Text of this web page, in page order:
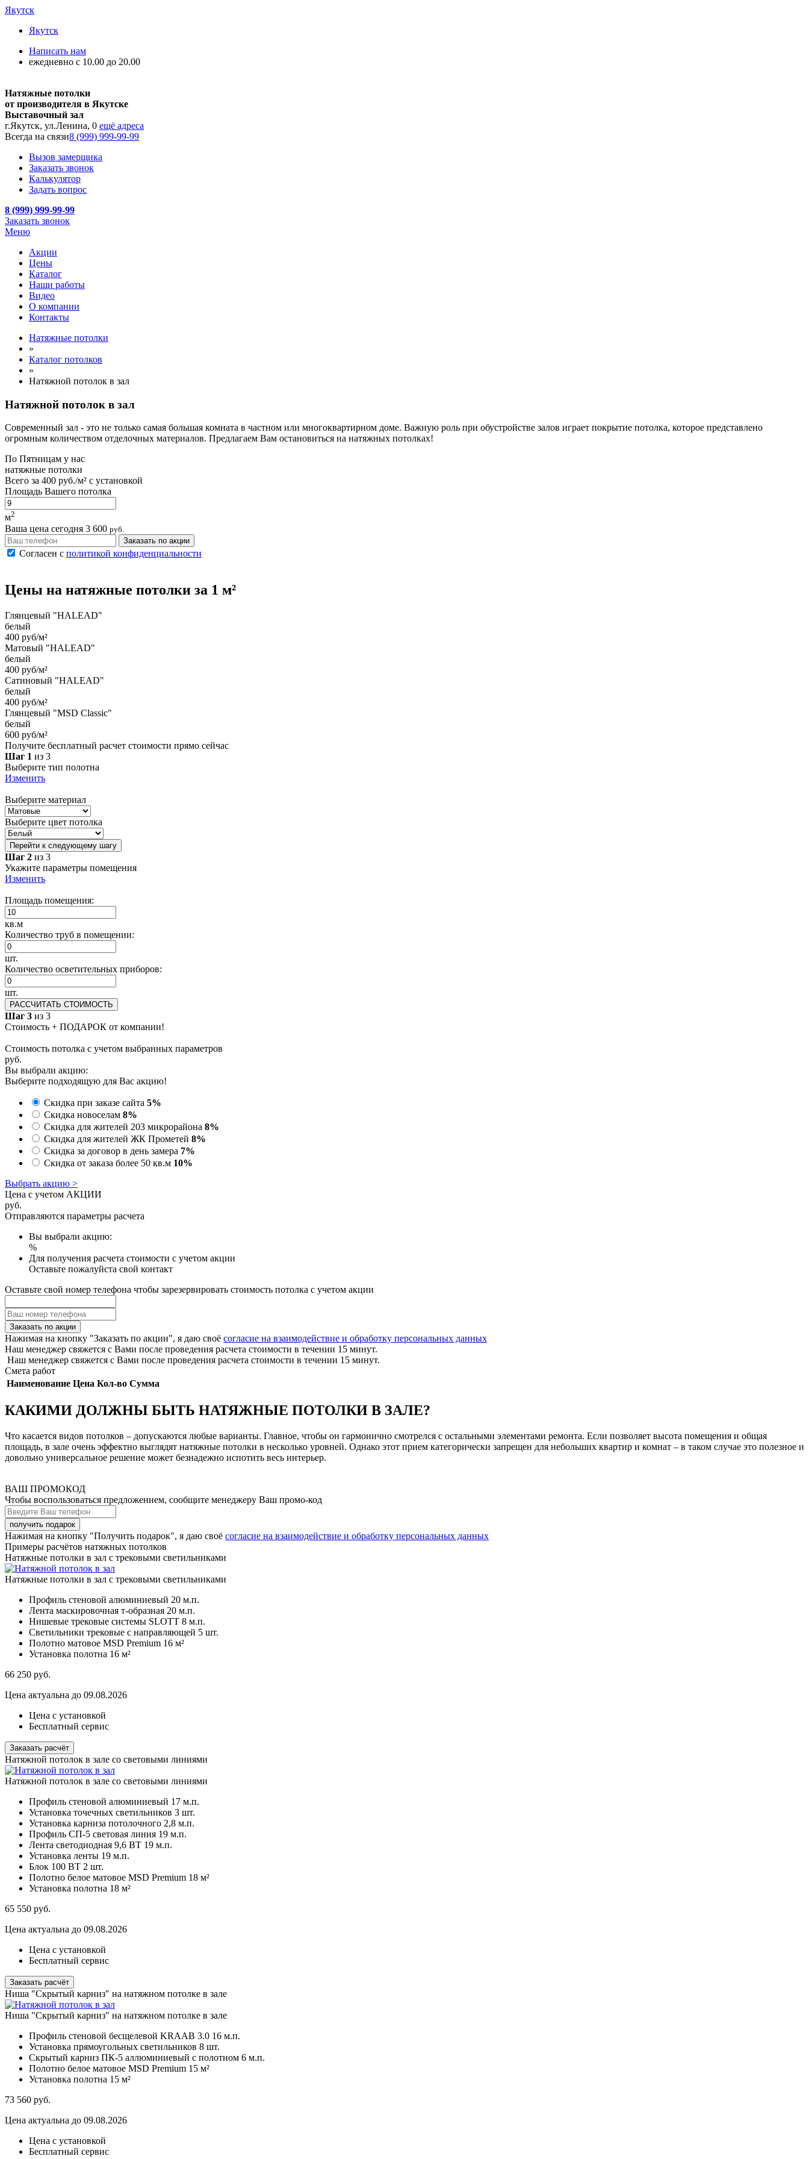
Якутск
Якутск
Написать нам
ежедневно с 10.00 до 20.00
Натяжные потолки
от производителя в Якутске
Выставочный зал
г.Якутск, ул.Ленина, 0 ещё адреса
Всегда на связи8 (999) 999-99-99
Вызов замерщика
Заказать звонок
Калькулятор
Задать вопрос
8 (999) 999-99-99
Заказать звонок
Меню
Акции
Цены
Каталог
Наши работы
Видео
О компании
Контакты
Натяжные потолки
»
Каталог потолков
»
Натяжной потолок в зал
Натяжной потолок в зал
Современный зал - это не только самая большая комната в частном или многоквартирном доме. Важную роль при обустройстве залов играет покрытие потолка, которое представлено
огромным количеством отделочных материалов. Предлагаем Вам остановиться на натяжных потолках!
По Пятницам у нас
натяжные потолки
Всего за 400 руб./м² с установкой
Площадь Вашего потолка
м2
Ваша цена сегодня 3 600 руб.
Заказать по акции
Согласен с политикой конфиденциальности
Цены на натяжные потолки за 1 м²
Глянцевый "HALEAD"
белый
400 руб/м²
Матовый "HALEAD"
белый
400 руб/м²
Сатиновый "HALEAD"
белый
400 руб/м²
Глянцевый "MSD Classic"
белый
600 руб/м²
Получите бесплатный расчет стоимости прямо сейчас
Шаг 1 из 3
Выберите тип полотна
Изменить
Выберите материал
Выберите цвет потолка
Перейти к следующему шагу
Шаг 2 из 3
Укажите параметры помещения
Изменить
Площадь помещения:
кв.м
Количество труб в помещении:
шт.
Количество осветительных приборов:
шт.
РАССЧИТАТЬ СТОИМОСТЬ
Шаг 3 из 3
Стоимость + ПОДАРОК от компании!
Стоимость потолка с учетом выбранных параметров
руб.
Вы выбрали акцию:
Выберите подходящую для Вас акцию!
Скидка при заказе сайта 5%
Скидка новоселам 8%
Скидка для жителей 203 микрорайона 8%
Скидка для жителей ЖК Прометей 8%
Скидка за договор в день замера 7%
Скидка от заказа более 50 кв.м 10%
Выбрать акцию >
Цена с учетом АКЦИИ
руб.
Отправляются параметры расчета
Вы выбрали акцию:
%
Для получения расчета стоимости с учетом акции
Оставьте пожалуйста свой контакт
Оставьте свой номер телефона чтобы зарезервировать стоимость потолка с учетом акции
Заказать по акции
Нажимая на кнопку "Заказать по акции", я даю своё согласие на взаимодействие и обработку персональных данных
Наш менеджер свяжется с Вами после проведения расчета стоимости в течении 15 минут.
Наш менеджер свяжется с Вами после проведения расчета стоимости в течении 15 минут.
Смета работ
Наименование Цена Кол-во Сумма
КАКИМИ ДОЛЖНЫ БЫТЬ НАТЯЖНЫЕ ПОТОЛКИ В ЗАЛЕ?
Что касается видов потолков – допускаются любые варианты. Главное, чтобы он гармонично смотрелся с остальными элементами ремонта. Если позволяет высота помещения и общая
площадь, в зале очень эффектно выглядят натяжные потолки в несколько уровней. Однако этот прием категорически запрещен для небольших квартир и комнат – в таком случае это полезное и
довольно универсальное решение может безнадежно испотить весь интерьер.
ВАШ ПРОМОКОД
Чтобы воспользоваться предложением, сообщите менеджеру Ваш промо-код
Нажимая на кнопку "Получить подарок", я даю своё согласие на взаимодействие и обработку персональных данных
Примеры расчётов натяжных потолков
Натяжные потолки в зал с трековыми светильниками
Натяжные потолки в зал с трековыми светильниками
Профиль стеновой алюминиевый 20 м.п.
Лента маскировочная т-образная 20 м.п.
Нишевые трековые системы SLOTT 8 м.п.
Светильники трековые с направляющей 5 шт.
Полотно матовое MSD Premium 16 м²
Установка полотна 16 м²
66 250 руб.
Цена актуальна до 09.08.2026
Цена с установкой
Бесплатный сервис
Заказать расчёт
Натяжной потолок в зале со световыми линиями
Натяжной потолок в зале со световыми линиями
Профиль стеновой алюминиевый 17 м.п.
Установка точечных светильников 3 шт.
Установка карниза потолочного 2,8 м.п.
Профиль СП-5 световая линия 19 м.п.
Лента светодиодная 9,6 ВТ 19 м.п.
Установка ленты 19 м.п.
Блок 100 ВТ 2 шт.
Полотно белое матовое MSD Premium 18 м²
Установка полотна 18 м²
65 550 руб.
Цена актуальна до 09.08.2026
Цена с установкой
Бесплатный сервис
Заказать расчёт
Ниша "Скрытый карниз" на натяжном потолке в зале
Ниша "Скрытый карниз" на натяжном потолке в зале
Профиль стеновой бесщелевой KRAAB 3.0 16 м.п.
Установка прямоугольных светильников 8 шт.
Скрытый карниз ПК-5 аллюминиевый с полотном 6 м.п.
Полотно белое матовое MSD Premium 15 м²
Установка полотна 15 м²
73 560 руб.
Цена актуальна до 09.08.2026
Цена с установкой
Бесплатный сервис